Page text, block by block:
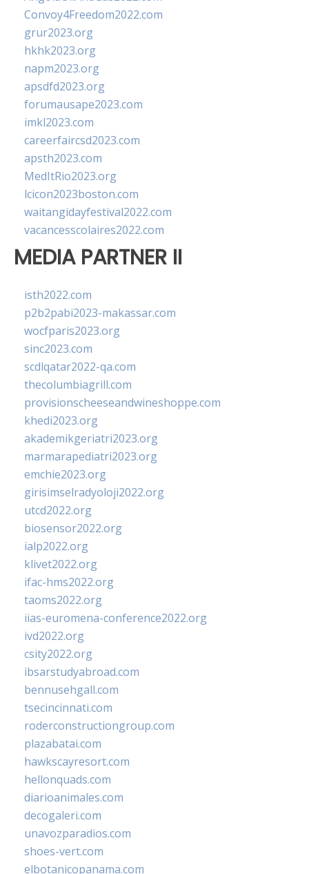
Convoy4Freedom2022.com
grur2023.org
hkhk2023.org
napm2023.org
apsdfd2023.org
forumausape2023.com
imkl2023.com
careerfaircsd2023.com
apsth2023.com
MedItRio2023.org
lcicon2023boston.com
waitangidayfestival2022.com
vacancesscolaires2022.com
MEDIA PARTNER II
isth2022.com
p2b2pabi2023-makassar.com
wocfparis2023.org
sinc2023.com
scdlqatar2022-qa.com
thecolumbiagrill.com
provisionscheeseandwineshoppe.com
khedi2023.org
akademikgeriatri2023.org
marmarapediatri2023.org
emchie2023.org
girisimselradyoloji2022.org
utcd2022.org
biosensor2022.org
ialp2022.org
klivet2022.org
ifac-hms2022.org
taoms2022.org
iias-euromena-conference2022.org
ivd2022.org
csity2022.org
ibsarstudyabroad.com
bennusehgall.com
tsecincinnati.com
roderconstructiongroup.com
plazabatai.com
hawkscayresort.com
hellonquads.com
diarioanimales.com
decogaleri.com
unavozparadios.com
shoes-vert.com
elbotanicopanama.com